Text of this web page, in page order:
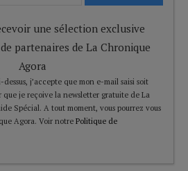
une sélection exclusive
partenaires de La Chronique
Agora
j’accepte que mon e-mail saisi soit
je reçoive la newsletter gratuite de La
Spécial. A tout moment, vous pourrez vous
Agora. Voir notre Politique de